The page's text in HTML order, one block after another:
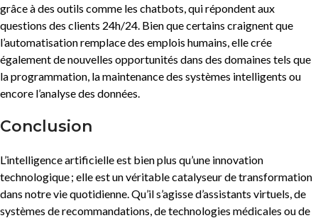
grâce à des outils comme les chatbots, qui répondent aux
questions des clients 24h/24. Bien que certains craignent que
l’automatisation remplace des emplois humains, elle crée
également de nouvelles opportunités dans des domaines tels que
la programmation, la maintenance des systèmes intelligents ou
encore l’analyse des données.
Conclusion
L’intelligence artificielle est bien plus qu’une innovation
technologique ; elle est un véritable catalyseur de transformation
dans notre vie quotidienne. Qu’il s’agisse d’assistants virtuels, de
systèmes de recommandations, de technologies médicales ou de